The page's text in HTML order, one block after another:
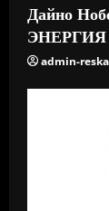
Дайно
ЭНЕРГИЯ
admin-reska